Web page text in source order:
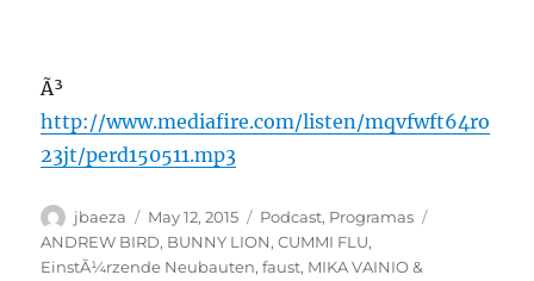
Ã³
http://www.mediafire.com/listen/mqvfwft64ro
23jt/perd150511.mp3
Author
jbaeza
Posted
on
May 12, 2015 Categories
Podcast, Programas
ANDREW BIRD, BUNNY LION,CUMMI FLU,
EinstÃ¼rzende Neubauten,faust, MIKA VAINIO &